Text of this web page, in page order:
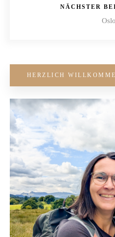
NÄCHSTER
HERZLICH